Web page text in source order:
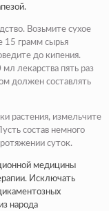
Возьмите сухое
15 грамм сырья
до кипения.
лекарства пять раз
должен составлять
растения, измельчите
состав немного
суток.
медицины
Исключать
народа